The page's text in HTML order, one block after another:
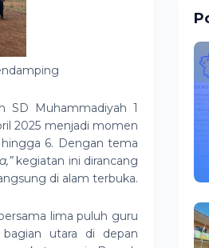
SD Muhammadiyah 1
2025 menjadi momen
6. Dengan tema
kegiatan ini dirancang
di alam terbuka.
lima puluh guru
utara di depan